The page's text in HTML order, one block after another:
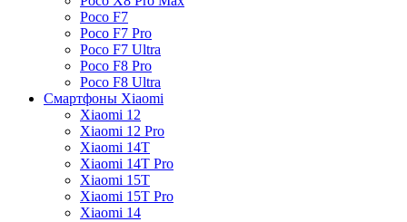
Poco F7
Poco F7 Pro
Poco F7 Ultra
Poco F8 Pro
Poco F8 Ultra
Смартфоны Xiaomi
Xiaomi 12
Xiaomi 12 Pro
Xiaomi 14T
Xiaomi 14T Pro
Xiaomi 15T
Xiaomi 15T Pro
Xiaomi 14